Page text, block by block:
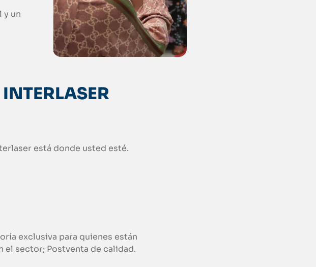
y un
está donde usted esté.
exclusiva para quienes están
el sector; Postventa de calidad.